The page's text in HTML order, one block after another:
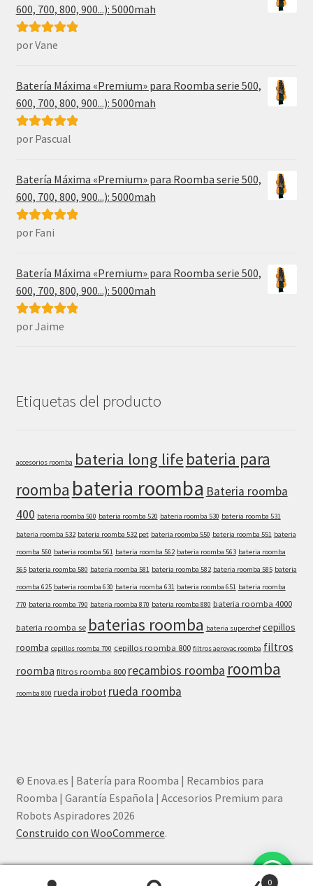
600, 700, 800, 900...): 5000mah
Valorado con
por Vane
Batería Máxima «Premium» para Roomba serie 500,
600, 700, 800, 900...): 5000mah
Valorado con
por Pascual
Batería Máxima «Premium» para Roomba serie 500,
600, 700, 800, 900...): 5000mah
Valorado con
por Fani
Batería Máxima «Premium» para Roomba serie 500,
600, 700, 800, 900...): 5000mah
Valorado con
por Jaime
Etiquetas del producto
accesorios roomba bateria long life bateria para
roomba bateria roomba Bateria roomba
400 bateria roomba 500 bateria roomba 520 bateria roomba 530 bateria roomba 531
bateria roomba 532 bateria roomba 532 pet bateria roomba 550 bateria roomba 551 bateria
roomba 560 bateria roomba 561 bateria roomba 562 bateria roomba 563 bateria roomba
565 bateria roomba 580 bateria roomba 581 bateria roomba 582 bateria roomba 585 bateria
roomba 625 bateria roomba 630 bateria roomba 631 bateria roomba 651 bateria roomba
770 bateria roomba 790 bateria roomba 870 bateria roomba 880 bateria roomba 4000
bateria roomba se baterias roomba bateria superchef cepillos
roomba cepillos roomba 700 cepillos roomba 800 filtros aerovac roomba filtros
roomba filtros roomba 800 recambios roomba roomba
roomba 800 rueda irobot rueda roomba
© Enova.es | Batería para Roomba | Recambios para
Roomba | Garantía Española | Accesorios Premium para
Robots Aspiradores 2026
Construido con WooCommerce.
0